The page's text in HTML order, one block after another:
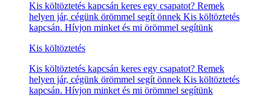
Kis költöztetés kapcsán keres egy csapatot? Remek
helyen jár, cégünk örömmel segít önnek Kis költöztetés
kapcsán. Hívjon minket és mi örömmel segítünk
Kis költöztetés
Kis költöztetés kapcsán keres egy csapatot? Remek
helyen jár, cégünk örömmel segít önnek Kis költöztetés
kapcsán. Hívjon minket és mi örömmel segítünk